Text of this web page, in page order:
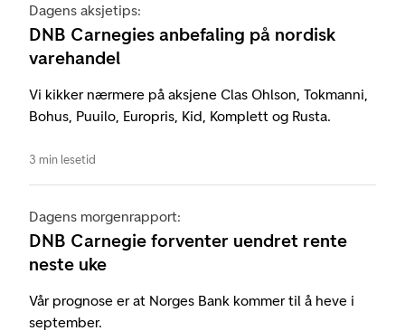
Dagens aksjetips:
DNB Carnegies anbefaling på nordisk
varehandel
Vi kikker nærmere på aksjene Clas Ohlson, Tokmanni,
Bohus, Puuilo, Europris, Kid, Komplett og Rusta.
3 min lesetid
Dagens morgenrapport:
DNB Carnegie forventer uendret rente
neste uke
Vår prognose er at Norges Bank kommer til å heve i
september.